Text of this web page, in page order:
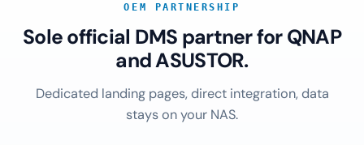
OEM PARTNERSHIP
Sole official DMS partner for QNAP
and ASUSTOR.
Dedicated landing pages, direct integration, data
stays on your NAS.